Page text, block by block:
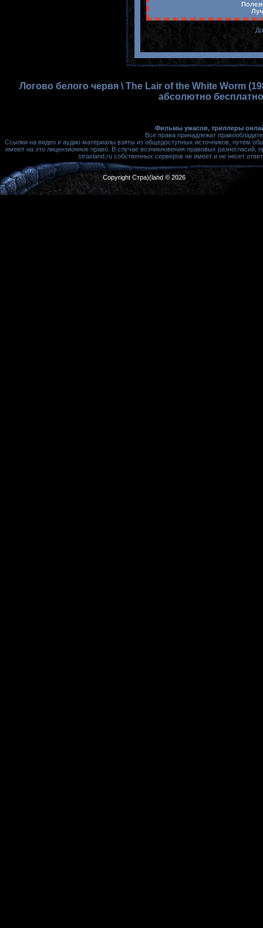
Логово белого червя \ The Lair of the White Worm
абсолютно
Фильмы ужасов, триллеры
Все права принадлежат
Ссылки на видео и аудио материалы взяты из общедоступных источников, путем
имеют на это лицензионное право. В случае возникновения правовых
straxland.ru собственных серверов не имеет и не несет
Copyright Стра)(land © 2026